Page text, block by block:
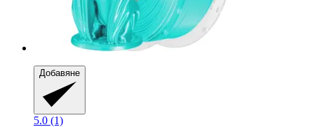
Добавяне
5.0 (1)